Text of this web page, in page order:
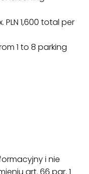
PLN 1,600 total per
1 to 8 parking
i nie